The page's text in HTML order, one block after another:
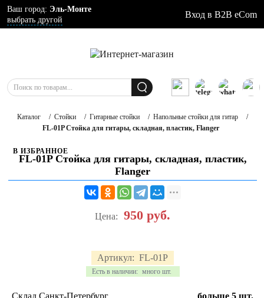
Ваш город: Эль-Монте
выбрать другой
Вход в B2B eCom
Каталог / Стойки / Гитарные стойки / Напольные стойки для гитар
/
FL-01P Стойка для гитары, складная, пластик, Flanger
В ИЗБРАННОЕ
FL-01P Стойка для гитары, складная, пластик,
Flanger
Артикул: FL-01P
Есть в наличии: много шт.
Цена: 950 руб.
Склад Санкт-Петербург больше 5 шт.